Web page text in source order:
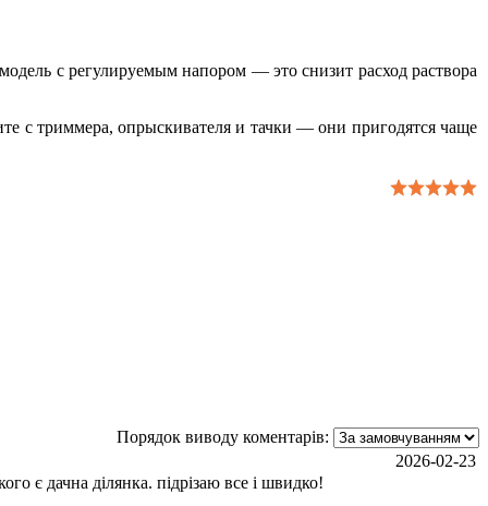
с регулируемым напором — это снизит расход раствора
с триммера, опрыскивателя и тачки — они пригодятся чаще
Порядок виводу коментарів:
2026-02-23
є дачна ділянка. підрізаю все і швидко!